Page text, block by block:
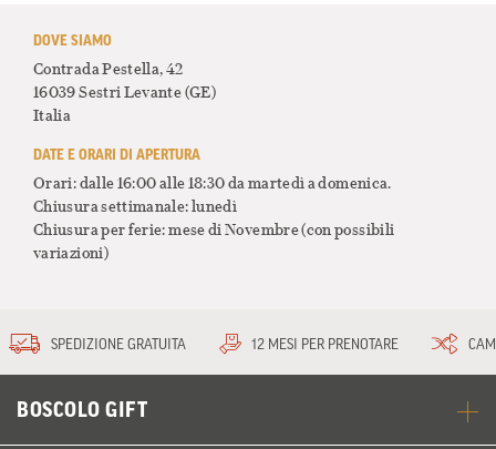
DOVE SIAMO
Contrada Pestella, 42
16039 Sestri Levante(GE)
Italia
DATE E ORARI DI APERTURA
Orari: dalle 16:00 alle 18:30 da martedì a domenica.
Chiusura settimanale: lunedì
Chiusura per ferie: mese di Novembre (con possibili
variazioni)
SPEDIZIONE GRATUITA 12 MESI PER PRENOTARE
BOSCOLO GIFT